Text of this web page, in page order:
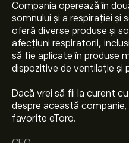
Compania operează în
somnului și a respirației și
oferă diverse produse și
afecțiuni respiratorii,
să fie aplicate în produse
dispozitive de ventilație şi
Dacă vrei să fii la curent
despre această
favorite eToro.
Prețul actual al acțiunilor